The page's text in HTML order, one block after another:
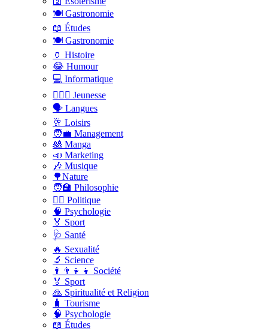
🍽️ Gastronomie
📖 Études
🍽️ Gastronomie
🏺 Histoire
😂 Humour
💻 Informatique
🤸🏽‍♀️ Jeunesse
🗣 Langues
🥂 Loisirs
🧑‍💼 Management
🎎 Manga
📣 Marketing
🎶 Musique
🌳Nature
🧑‍🏫 Philosophie
👨‍⚖️ Politique
🧠 Psychologie
🏅 Sport
🩺 Santé
🔥 Sexualité
🔬 Science
👨‍👨‍👧‍👧 Société
🏅 Sport
🙏 Spiritualité et Religion
🧳 Tourisme
🧠 Psychologie
📖 Études